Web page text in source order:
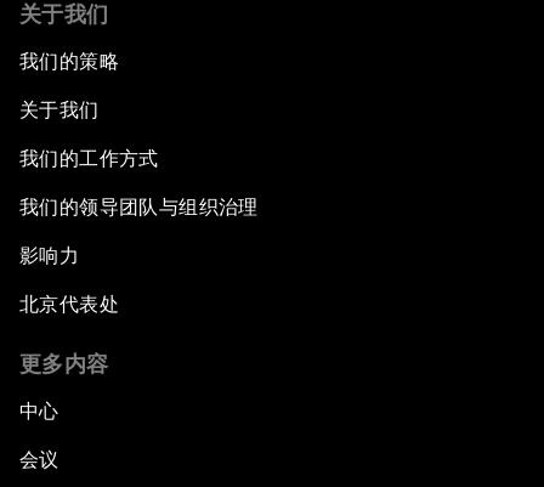
关于我们
我们的策略
关于我们
我们的工作方式
我们的领导团队与组织治理
影响力
北京代表处
更多内容
中心
会议